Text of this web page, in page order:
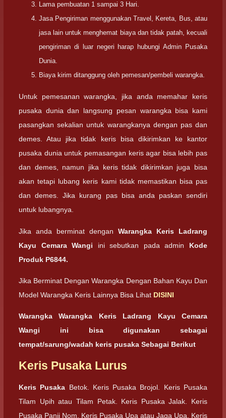
Lama pembuatan 1 sampai 3 Hari.
Jasa Pengiriman menggunakan Travel, Kereta, Bus, atau
jasa lain untuk menghemat biaya dan tidak patah, kecuali
pengiriman di luar negeri harap hubungi Admin Pusaka
Dunia.
Biaya kirim ditanggung oleh pemesan/pembeli warangka.
Untuk pemesanan warangka, jika anda memahar keris
pusaka dunia dan langsung pesan warangka bisa kami
pasangkan sekalian untuk warangkanya dengan pas dan
demes. Atau jika tidak keris bisa dikirimkan ke kantor
pusaka dunia untuk pemasangan keris agar bisa lebih pas
dan demes, namun jika keris tidak dikirimkan juga bisa
akan tetapi lubang keris kami tidak memastikan bisa pas
dan demes. Jika kurang pas bisa anda paskan sendiri
untuk lubangnya.
Jika anda berminat dengan Warangka Keris Ladrang
Kayu Cemara Wangi ini sebutkan pada admin Kode
Produk P6844.
Jika Berminat Dengan Warangka Dengan Bahan Kayu Dan
Model Warangka Keris Lainnya Bisa Lihat DISINI
Warangka Warangka Keris Ladrang Kayu Cemara
Wangi ini bisa digunakan sebagai
tempat/sarung/wadah keris pusaka Sebagai Berikut
Keris Pusaka Lurus
Keris Pusaka Betok. Keris Pusaka Brojol. Keris Pusaka
Tilam Upih atau Tilam Petak. Keris Pusaka Jalak. Keris
Pusaka Panji Nom. Keris Pusaka Upa atau Jaga Upa. Keris